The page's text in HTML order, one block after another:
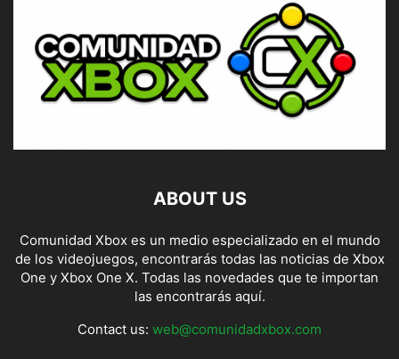
ABOUT US
Comunidad Xbox es un medio especializado en el mundo
de los videojuegos, encontrarás todas las noticias de Xbox
One y Xbox One X. Todas las novedades que te importan
las encontrarás aquí.
Contact us: web@comunidadxbox.com